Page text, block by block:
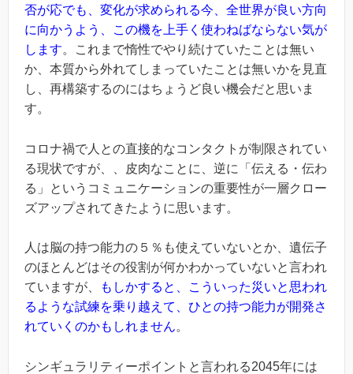
否が応でも、変化が求められる今、全世界が良い方向
に向かうよう、この機を上手く使わねばならない気が
します。これまで惰性でやり続けていたことは無い
か、本質から外れてしまっていたことは無いかを見直
し、再構築するのにはちょうど良い機会だと思いま
す。
コロナ禍で人との直接的なコンタクトが制限されてい
る現状ですが、、皮肉なことに、逆に「伝える・伝わ
る」というコミュニケーションの重要性が一層クロー
ズアップされてきたように思います。
人は脳の持つ能力の５％も使えていないとか、遺伝子
のほとんどはその役割が何かわかっていないと言われ
ていますが、
もしかすると、こういった災いと思われ
るような試練を乗り越えて、ひとの持つ能力が開発さ
れていくのかもしれません。
シンギュラリティーポイントと言われる2045年には